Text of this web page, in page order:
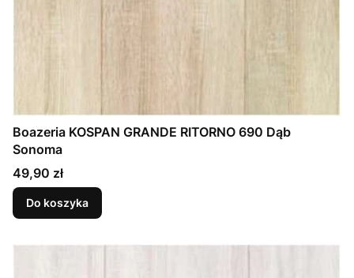
Boazeria KOSPAN GRANDE RITORNO 690 Dąb
Sonoma
Cena
49,90 zł
Do koszyka